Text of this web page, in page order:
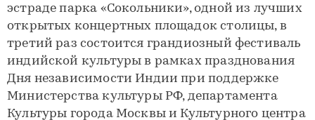
эстраде парка «Сокольники», одной из лучших
открытых концертных площадок столицы, в
третий раз состоится грандиозный фестиваль
индийской культуры в рамках празднования
Дня независимости Индии при поддержке
Министерства культуры РФ, департамента
Культуры города Москвы и Культурного центра